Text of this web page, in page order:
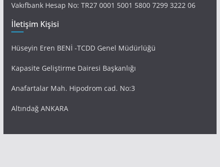
Vakıfbank Hesap No: TR27 0001 5001 5800 7299 3222 06
İletişim Kişisi
Hüseyin Eren BENİ -TCDD Genel Müdürlüğü
Kapasite Geliştirme Dairesi Başkanlığı
Anafartalar Mah. Hipodrom cad. No:3
Altındağ ANKARA